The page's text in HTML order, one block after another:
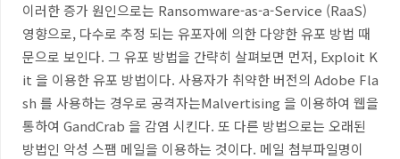
이러한 증가 원인으로는 Ransomware-as-a-Service (RaaS)
영향으로, 다수로 추정 되는 유포자에 의한 다양한 유포 방법 때
문으로 보인다. 그 유포 방법을 간략히 살펴보면 먼저, Exploit K
it 을 이용한 유포 방법이다. 사용자가 취약한 버전의 Adobe Fla
sh 를 사용하는 경우로 공격자는Malvertising 을 이용하여 웹을
통하여 GandCrab 을 감염 시킨다. 또 다른 방법으로는 오래된
방법인 악성 스팸 메일을 이용하는 것이다. 메일 첨부파일명이